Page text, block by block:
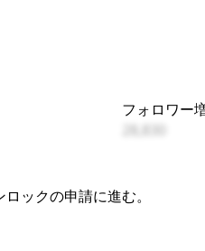
フォロワー
ックの申請に進む。